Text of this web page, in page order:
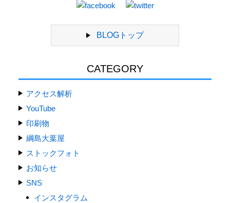
BLOGトップ
CATEGORY
アクセス解析
YouTube
印刷物
綱島大葉屋
ストックフォト
お知らせ
SNS
インスタグラム